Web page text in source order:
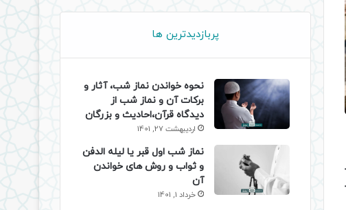
پربازدیدترین ها
نحوه خواندن نماز شب، آثار و
برکات آن و نماز شب از
دیدگاه قرآن،احادیث و بزرگان
اردیبهشت 27, 1401
نماز شب اول قبر یا لیله الدفن
و ثواب و روش های خواندن
آن
خرداد 1, 1401